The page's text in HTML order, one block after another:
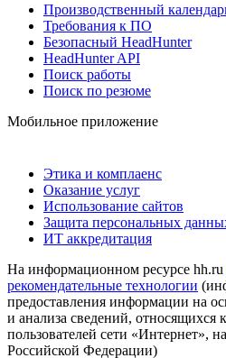
Производственный
Требования к ПО
Безопасный HeadHunter
HeadHunter API
Поиск работы
Поиск по резюме
Мобильное приложение
Этика и комплаенс
Оказание услуг
Использование сайтов
Защита персональных
ИТ аккредитация
На информационном ресурсе hh.ru
рекомендательные технологии
предоставления информации на
и анализа сведений, относящихся
пользователей сети «Интернет»,
Российской Федерации)